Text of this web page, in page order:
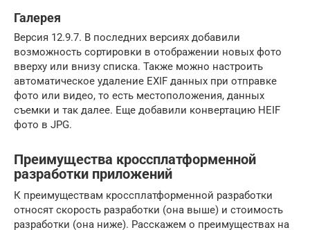
Галерея
Версия 12.9.7. В последних версиях добавили
возможность сортировки в отображении новых фото
вверху или внизу списка. Также можно настроить
автоматическое удаление EXIF данных при отправке
фото или видео, то есть местоположения, данных
съемки и так далее. Еще добавили конвертацию HEIF
фото в JPG.
Преимущества кроссплатформенной
разработки приложений
К преимуществам кроссплатформенной разработки
относят скорость разработки (она выше) и стоимость
разработки (она ниже). Расскажем о преимуществах на